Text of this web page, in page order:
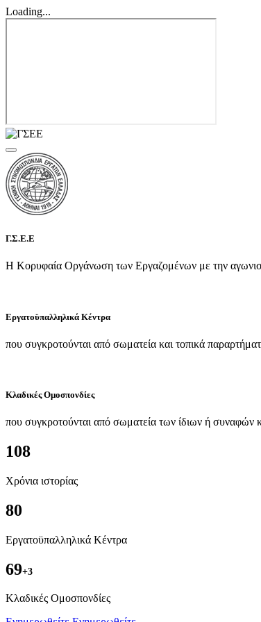
Loading...
Γ.Σ.Ε.Ε
Η Κορυφαία Οργάνωση των Εργαζομένων με την
Εργατοϋπαλληλικά Κέντρα
που συγκροτούνται από σωματεία και τοπικά
Κλαδικές Ομοσπονδίες
που συγκροτούνται από σωματεία των ίδιων ή συναφών
108
Χρόνια ιστορίας
80
Εργατοϋπαλληλικά Κέντρα
69+3
Kλαδικές Ομοσπονδίες